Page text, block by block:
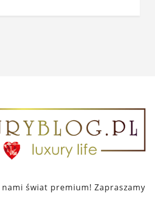
świat premium! Zapraszamy